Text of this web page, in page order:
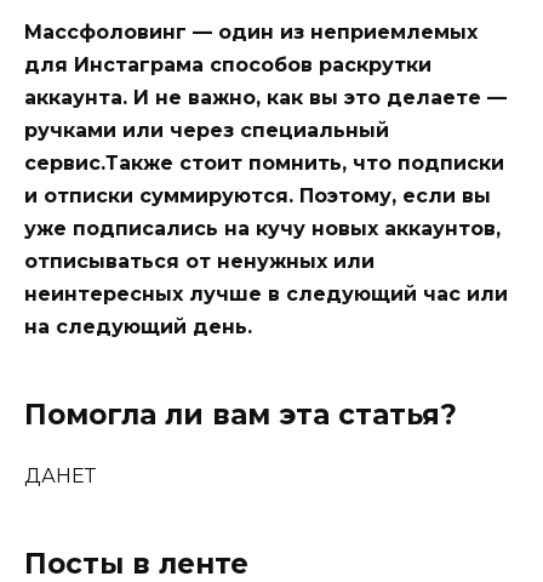
Массфоловинг — один из неприемлемых
для Инстаграма способов раскрутки
аккаунта. И не важно, как вы это делаете —
ручками или через специальный
сервис.Также стоит помнить, что подписки
и отписки суммируются. Поэтому, если вы
уже подписались на кучу новых аккаунтов,
отписываться от ненужных или
неинтересных лучше в следующий час или
на следующий день.
Помогла ли вам эта статья?
ДАНЕТ
Посты в ленте